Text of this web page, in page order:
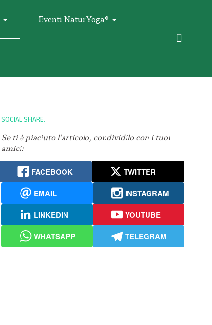
Eventi NaturYoga®
SOCIAL SHARE
Se ti è piaciuto l’articolo, condividilo con i tuoi
amici:
FACEBOOK
TWITTER
EMAIL
INSTAGRAM
LINKEDIN
YOUTUBE
WHATSAPP
TELEGRAM